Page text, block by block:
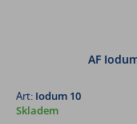
AF
Art: Iodum 10
Skladem